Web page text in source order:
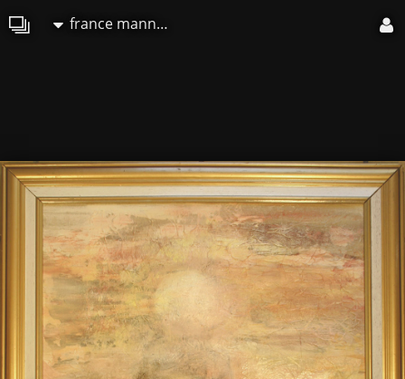
france mannaioni